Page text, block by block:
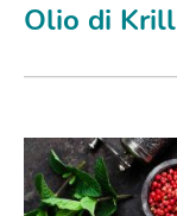
Olio di Krill